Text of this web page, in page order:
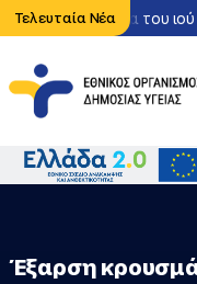
Τελευταία Νέα
κυκλοφορία του ιού
Έξαρση